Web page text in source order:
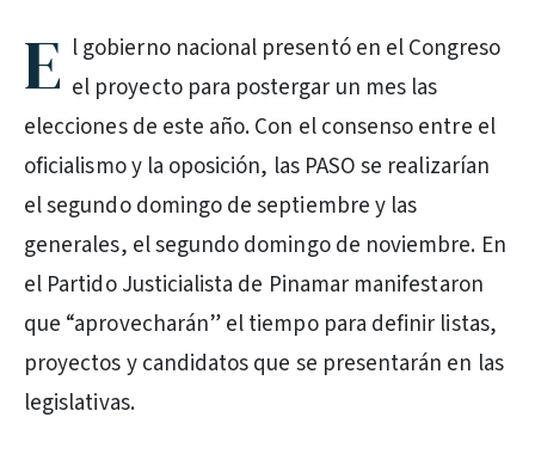
E l gobierno nacional presentó en el Congreso
el proyecto para postergar un mes las
elecciones de este año. Con el consenso entre el
oficialismo y la oposición, las PASO se realizarían
el segundo domingo de septiembre y las
generales, el segundo domingo de noviembre. En
el Partido Justicialista de Pinamar manifestaron
que “aprovecharán” el tiempo para definir listas,
proyectos y candidatos que se presentarán en las
legislativas.